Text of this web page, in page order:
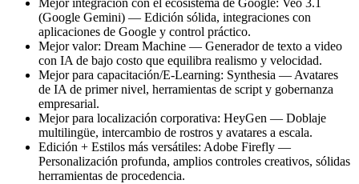
Mejor integración con el ecosistema de Google: Veo 3.1
(Google Gemini) — Edición sólida, integraciones con
aplicaciones de Google y control práctico.
Mejor valor: Dream Machine — Generador de texto a video
con IA de bajo costo que equilibra realismo y velocidad.
Mejor para capacitación/E‑Learning: Synthesia — Avatares
de IA de primer nivel, herramientas de script y gobernanza
empresarial.
Mejor para localización corporativa: HeyGen — Doblaje
multilingüe, intercambio de rostros y avatares a escala.
Edición + Estilos más versátiles: Adobe Firefly —
Personalización profunda, amplios controles creativos, sólidas
herramientas de procedencia.